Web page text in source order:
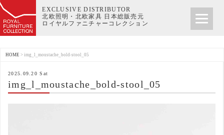
EXCLUSIVE DISTRIBUTOR
北欧照明・北欧家具 日本総販売元
ロイヤルファニチャーコレクション
HOME > img_l_moustache_bold-stool_05
2025.09.20 Sat
img_l_moustache_bold-stool_05